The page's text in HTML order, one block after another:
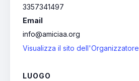
3357341497
Email
info@amiciaa.org
Visualizza il sito dell'Organizzatore
LUOGO